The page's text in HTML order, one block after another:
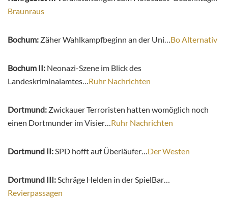
Braunraus
Bochum: Zäher Wahlkampfbeginn an der Uni…Bo Alternativ
Bochum II: Neonazi-Szene im Blick des
Landeskriminalamtes…Ruhr Nachrichten
Dortmund: Zwickauer Terroristen hatten womöglich noch
einen Dortmunder im Visier…Ruhr Nachrichten
Dortmund II:SPD hofft auf Überläufer…Der Westen
Dortmund III:Schräge Helden in der SpielBar…
Revierpassagen